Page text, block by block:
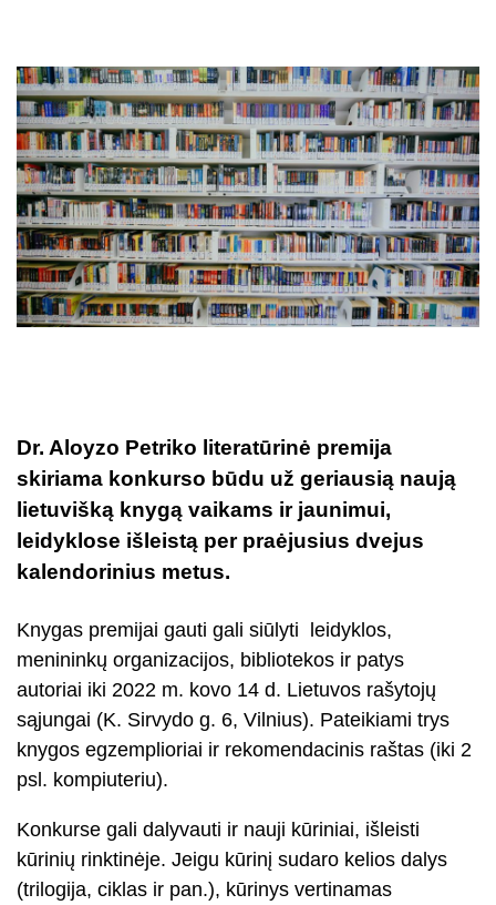
Dr. Aloyzo Petriko literatūrinė premija
skiriama konkurso būdu už geriausią naują
lietuvišką knygą vaikams ir jaunimui,
leidyklose išleistą per praėjusius dvejus
kalendorinius metus.
Knygas premijai gauti gali siūlyti leidyklos,
menininkų organizacijos, bibliotekos ir patys
autoriai iki 2022 m. kovo 14 d. Lietuvos rašytojų
sąjungai (K. Sirvydo g. 6, Vilnius). Pateikiami trys
knygos egzemplioriai ir rekomendacinis raštas (iki 2
psl. kompiuteriu).
Konkurse gali dalyvauti ir nauji kūriniai, išleisti
kūrinių rinktinėje. Jeigu kūrinį sudaro kelios dalys
(trilogija, ciklas ir pan.), kūrinys vertinamas